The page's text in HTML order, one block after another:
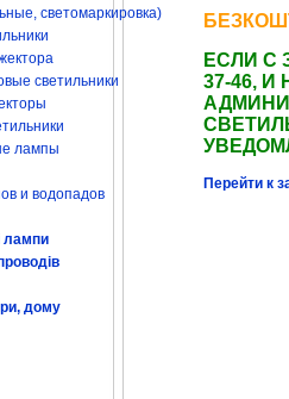
светомаркировка)
светильники
лампы
и водопадов
лампи
дому
ЕСЛИ С
37-46,
Перейти к